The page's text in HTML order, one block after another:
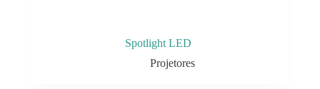
Spotlight LED
Projetores